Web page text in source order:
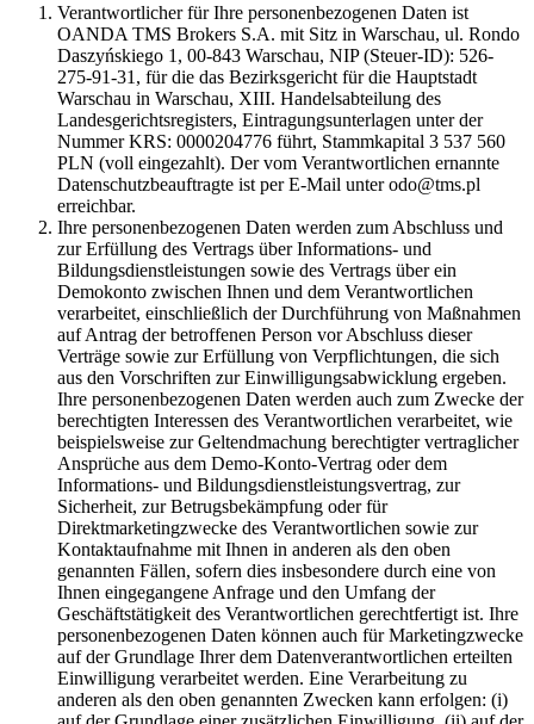
Verantwortlicher für Ihre personenbezogenen Daten ist
OANDA TMS Brokers S.A. mit Sitz in Warschau, ul. Rondo
Daszyńskiego 1, 00-843 Warschau, NIP (Steuer-ID): 526-
275-91-31, für die das Bezirksgericht für die Hauptstadt
Warschau in Warschau, XIII. Handelsabteilung des
Landesgerichtsregisters, Eintragungsunterlagen unter der
Nummer KRS: 0000204776 führt, Stammkapital 3 537 560
PLN (voll eingezahlt). Der vom Verantwortlichen ernannte
Datenschutzbeauftragte ist per E-Mail unter odo@tms.pl
erreichbar.
Ihre personenbezogenen Daten werden zum Abschluss und
zur Erfüllung des Vertrags über Informations- und
Bildungsdienstleistungen sowie des Vertrags über ein
Demokonto zwischen Ihnen und dem Verantwortlichen
verarbeitet, einschließlich der Durchführung von Maßnahmen
auf Antrag der betroffenen Person vor Abschluss dieser
Verträge sowie zur Erfüllung von Verpflichtungen, die sich
aus den Vorschriften zur Einwilligungsabwicklung ergeben.
Ihre personenbezogenen Daten werden auch zum Zwecke der
berechtigten Interessen des Verantwortlichen verarbeitet, wie
beispielsweise zur Geltendmachung berechtigter vertraglicher
Ansprüche aus dem Demo-Konto-Vertrag oder dem
Informations- und Bildungsdienstleistungsvertrag, zur
Sicherheit, zur Betrugsbekämpfung oder für
Direktmarketingzwecke des Verantwortlichen sowie zur
Kontaktaufnahme mit Ihnen in anderen als den oben
genannten Fällen, sofern dies insbesondere durch eine von
Ihnen eingegangene Anfrage und den Umfang der
Geschäftstätigkeit des Verantwortlichen gerechtfertigt ist. Ihre
personenbezogenen Daten können auch für Marketingzwecke
auf der Grundlage Ihrer dem Datenverantwortlichen erteilten
Einwilligung verarbeitet werden. Eine Verarbeitung zu
anderen als den oben genannten Zwecken kann erfolgen: (i)